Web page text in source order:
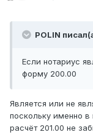
POLIN
Если нотариус
форму 200.00
Является или не
поскольку именно в
расчёт 201.00 не